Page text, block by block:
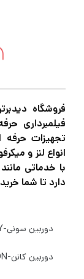
فروشگاه
فیلمبرداری
تجهیزات حرفه
انواع لنز و
با خدماتی
دارد تا شما
دوربین سونی-SONY
دوربین کانن-CANON